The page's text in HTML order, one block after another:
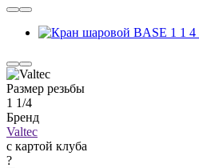
Размер резьбы
1 1/4
Бренд
Valtec
с картой клуба
?